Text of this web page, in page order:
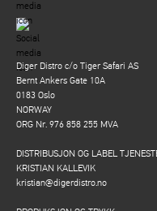
Diger Distro c/o Tiger Safari AS
Bernt Ankers Gate 10A
0183 Oslo
NORWAY
ORG Nr. 976 858 255 MVA
DISTRIBUSJON OG LABEL
KRISTIAN KALLEVIK
kristian@digerdistro.no